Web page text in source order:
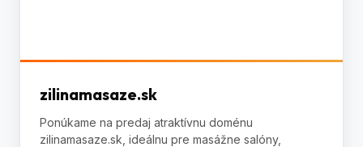
zilinamasaze.sk
Ponúkame na predaj atraktívnu doménu
zilinamasaze.sk, ideálnu pre masážne salóny,